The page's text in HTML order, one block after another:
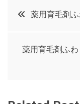
t
r
e
e
投
薬用育毛剤
薬用育毛剤ふ